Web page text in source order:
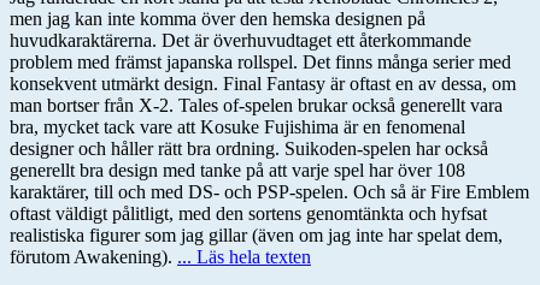
men jag kan inte komma över den hemska designen på
huvudkaraktärerna. Det är överhuvudtaget ett återkommande
problem med främst japanska rollspel. Det finns många serier med
konsekvent utmärkt design. Final Fantasy är oftast en av dessa, om
man bortser från X-2. Tales of-spelen brukar också generellt vara
bra, mycket tack vare att Kosuke Fujishima är en fenomenal
designer och håller rätt bra ordning. Suikoden-spelen har också
generellt bra design med tanke på att varje spel har över 108
karaktärer, till och med DS- och PSP-spelen. Och så är Fire Emblem
oftast väldigt pålitligt, med den sortens genomtänkta och hyfsat
realistiska figurer som jag gillar (även om jag inte har spelat dem,
förutom Awakening). ... Läs hela texten